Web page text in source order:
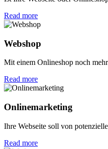
Read more
Webshop
Mit einem Onlineshop noch
Read more
Onlinemarketing
Ihre Webseite soll von
Read more